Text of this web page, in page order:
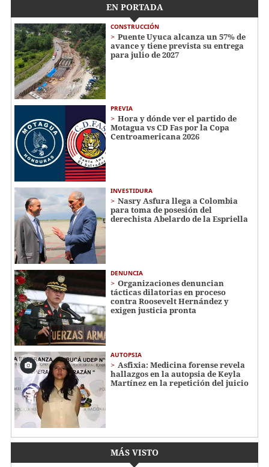
EN PORTADA
CONSTRUCCIÓN
Puente Uyuca alcanza un 57% de
avance y tiene prevista su entrega
para julio de 2027
PREVIA
Hora y dónde ver el partido de
Motagua vs CD Fas por la Copa
Centroamericana 2026
INVESTIDURA
Nasry Asfura llega a Colombia
para toma de posesión del
derechista Abelardo de la Espriella
DENUNCIA
Organizaciones denuncian
tácticas dilatorias en proceso
contra Roosevelt Hernández y
exigen justicia pronta
AUTOPSIA
Asfixia: Medicina forense revela
hallazgos en la autopsia de Keyla
Martínez en la repetición del juicio
MÁS VISTO